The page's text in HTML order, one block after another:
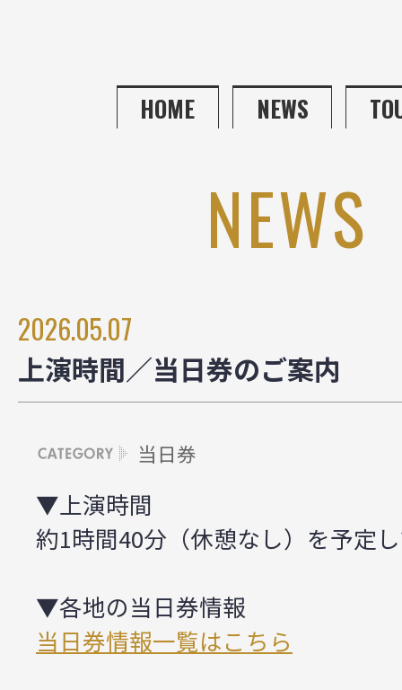
HOME NEWS
NEWS
2026.05.07
上演時間／当日券のご案内
当日券
▼上演時間
約1時間40分（休憩なし）を予定
▼各地の当日券情報
当日券情報一覧はこちら